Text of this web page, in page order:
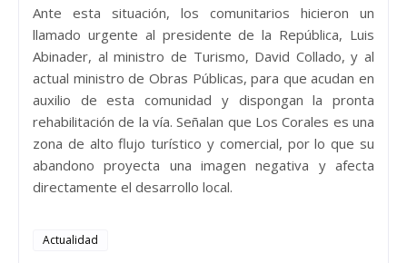
Ante esta situación, los comunitarios hicieron un
llamado urgente al presidente de la República, Luis
Abinader, al ministro de Turismo, David Collado, y al
actual ministro de Obras Públicas, para que acudan en
auxilio de esta comunidad y dispongan la pronta
rehabilitación de la vía. Señalan que Los Corales es una
zona de alto flujo turístico y comercial, por lo que su
abandono proyecta una imagen negativa y afecta
directamente el desarrollo local.
Actualidad